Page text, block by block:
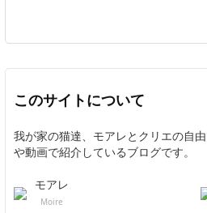
このサイトについて
我が家の猫達、モアレとクリエの自
や動画で紹介しているブログです。
モアレ
Moire